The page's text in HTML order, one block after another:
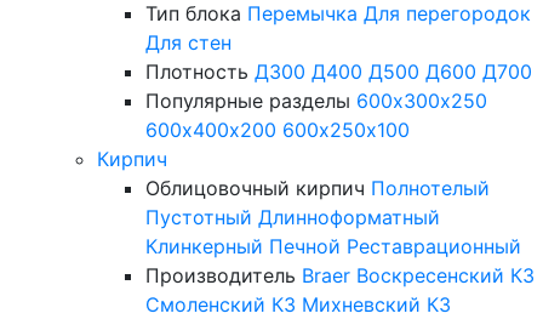
Тип блока Перемычка Для перегородок
Для стен
Плотность Д300 Д400 Д500 Д600 Д700
Популярные разделы 600х300х250
600х400х200 600х250х100
Кирпич
Облицовочный кирпич Полнотелый
Пустотный Длинноформатный
Клинкерный Печной Реставрационный
Производитель Braer Воскресенский КЗ
Смоленский КЗ Михневский КЗ